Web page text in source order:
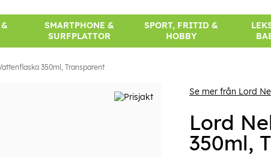
&
SMARTPHONE &
SURFPLATTOR
SPORT, FRITID &
HOBBY
350ml, Transparent
Se mer från Lord
Lord
350ml,